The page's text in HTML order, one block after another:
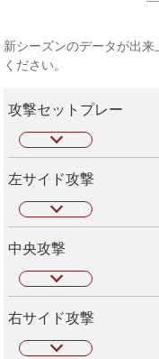
新シーズンのデータが出
ください。
攻撃セットプレー
左サイド攻撃
中央攻撃
右サイド攻撃